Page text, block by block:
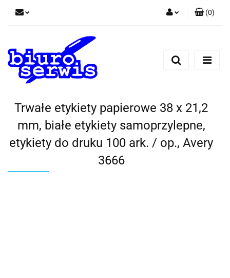
Zarejestruj się
(0)
Trwałe etykiety papierowe 38 x 21,2
mm, białe etykiety samoprzylepne,
etykiety do druku 100 ark. / op., Avery
3666